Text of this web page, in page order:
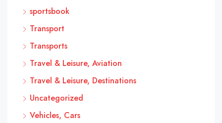
sportsbook
Transport
Transports
Travel & Leisure, Aviation
Travel & Leisure, Destinations
Uncategorized
Vehicles, Cars